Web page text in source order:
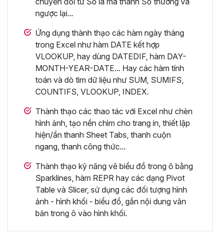
ngược lại...
Ứng dụng thành thạo các hàm ngày tháng
trong Excel như hàm DATE kết hợp
VLOOKUP, hay dùng DATEDIF, hàm DAY-
MONTH-YEAR-DATE... Hay các hàm tính
toán và dò tìm dữ liệu như SUM, SUMIFS,
COUNTIFS, VLOOKUP, INDEX.
Thành thạo các thao tác với Excel như chèn
hình ảnh, tạo nền chìm cho trang in, thiết lập
hiện/ẩn thanh Sheet Tabs, thanh cuộn
ngang, thanh công thức...
Thành thạo kỹ năng vẽ biểu đồ trong ô bằng
Sparklines, hàm REPR hay các dạng Pivot
Table và Slicer, sử dụng các đối tượng hình
ảnh - hình khối - biểu đồ, gắn nội dung văn
bản trong ô vào hình khối.